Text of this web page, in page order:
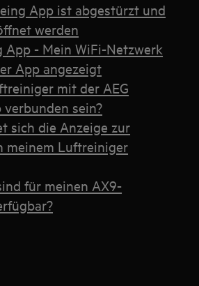
App ist abgestürzt und
werden
App - Mein WiFi-Netzwerk
App angezeigt
mit der AEG
sein?
sich die Anzeige zur
meinem Luftreiniger
für meinen AX9-